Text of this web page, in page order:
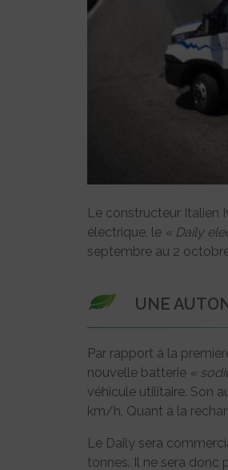
Le constructeur Italien
électrique, le « Daily
septembre au 2
UNE
Par rapport à la
nouvelle batterie «
véhicule utilitaire. Son
km/h. Quant à la
Le Daily sera
tonnes. Il ne sera donc